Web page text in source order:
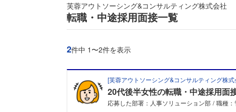
芙蓉アウトソーシング&コンサルティング株式会社
転職・中途採用面接一覧
2件中 1〜2件を表示
[芙蓉アウトソーシング&コンサルティング株式
20代後半女性の転職・中途採用面
応募した部署：人事ソリューション部 職種